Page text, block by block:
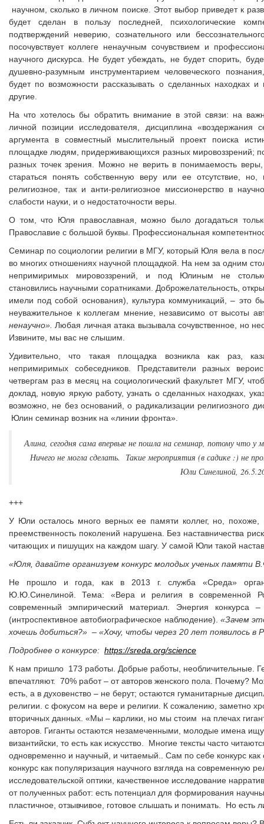
научном, сколько в личном поиске. Этот выбор приведет к
будет сделан в пользу последней, психологические
подтверждений неверию, сознательного или
посочувствует коллеге ненаучным сочувствием и
научного дискурса. Не будет убеждать, не будет спорить,
душевно-разумным инструментарием человеческого
будет по возможности рассказывать о сделанных находках
другие.
На что хотелось бы обратить внимание в этой связи: на
личной позиции исследователя, дисциплина «воздержания
аргумента в совместный мыслительный проект поиска
площадке людям, придерживающихся разных мировоззрений;
разных точек зрения. Можно не верить в понимаемость
стараться понять собственную веру или ее отсутствие,
религиозное, так и анти-религиозное миссионерство в
слабости науки, и о недостаточности веры.
О том, что Юля православная, можно было догадаться
Православие с большой буквы. Профессиональная
Семинар по социологии религии в МГУ, который Юля вела в
во многих отношениях научной площадкой. На нем за одним
непримиримых мировоззрений, и под Юлиным не столько
становились научными соратниками. Доброжелательность,
имели под собой основания), культура коммуникаций, – это
неуважительное к коллегам мнение, независимо от высоты
ненаучно». Любая личная атака вызывала сочувственное, но
Извините, мы вас не слышим.
Удивительно, что такая площадка возникла как раз,
непримиримых собеседников. Представители разных
четвергам раз в месяц на социологический факультет МГУ,
доклад, новую яркую работу, узнать о сделанных находках,
возможно, не без оснований, о радикализации религиозного
Юлин семинар возник на «линии фронта».
Алина, сегодня сама впервые не пошла на семинар, потому что у
Ничего не могла сделать. Такие мероприятия (в садике :) не
Юли Синелиной,
+++
У Юли осталось много верных ее памяти коллег, но, похоже,
преемственность поколений нарушена. Без наставничества
читающих и пишущих на каждом шагу. У самой Юли такой
«Юля, давайте организуем конкурс молодых ученых памяти
Не прошло и года, как в 2013 г. служба «Среда»
Ю.Ю.Синелиной. Тема: «Вера и религия в современной
современный эмпирический материал. Энергия конкурса
(интроспективное автобиографическое наблюдение).«Зачем
хочешь добиться?» – «Хочу, чтобы через 20 лет появилось
Подробнее о конкурсе: https://sreda.org/science
К нам пришло 173 работы. Добрые работы, необличительные.
впечатляют. 70% работ – от авторов женского пола. Почему?
есть, а в духовенство – не берут; остаются гуманитарные
религии. с фокусом на вере и религии. К сожалению, заметно
вторичных данных. «Мы – карлики, но мы стоим на плечах
авторов. Гиганты остаются незамеченными, молодые имена
византийски, то есть как искусство. Многие тексты часто
одновременно и научный, и читаемый.. Сам по себе конкурс
конкурс как популяризация научного взгляда на современную
исследовательской оптики, качественное исследование
от полученных работ: есть потенциал для формирования
пластичное, отзывчивое, готовое слышать и понимать. Но есть